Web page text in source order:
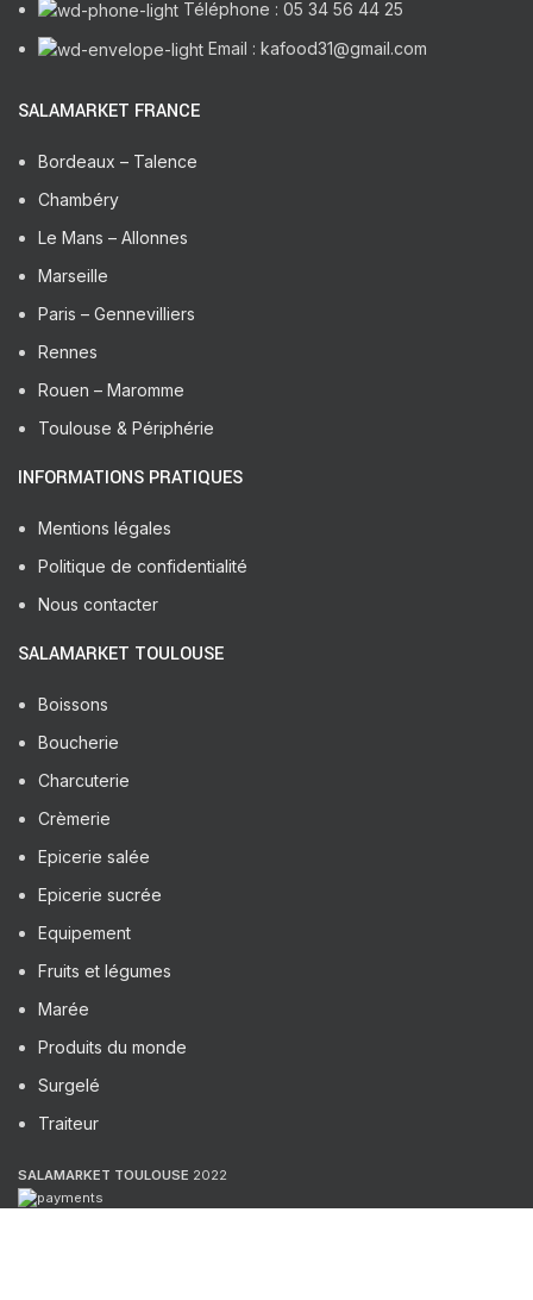
Téléphone : 05 34 56 44 25
Email : kafood31@gmail.com
SALAMARKET FRANCE
Bordeaux – Talence
Chambéry
Le Mans – Allonnes
Marseille
Paris – Gennevilliers
Rennes
Rouen – Maromme
Toulouse & Périphérie
INFORMATIONS PRATIQUES
Mentions légales
Politique de confidentialité
Nous contacter
SALAMARKET TOULOUSE
Boissons
Boucherie
Charcuterie
Crèmerie
Epicerie salée
Epicerie sucrée
Equipement
Fruits et légumes
Marée
Produits du monde
Surgelé
Traiteur
SALAMARKET TOULOUSE 2022